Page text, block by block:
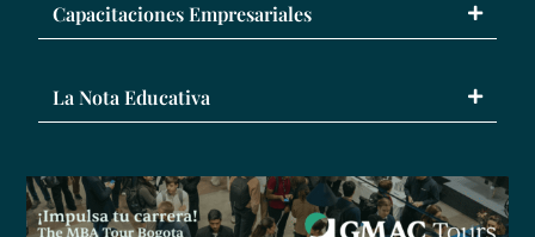
Capacitaciones Empresariales
La Nota Educativa